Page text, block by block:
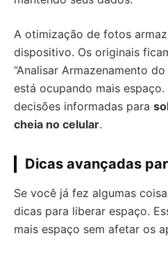
A otimização de fotos
dispositivo. Os originais
“Analisar Armazenamento
está ocupando mais
decisões informadas para
cheia no celular.
Dicas avançadas
Se você já fez algumas
dicas para liberar espaço.
mais espaço sem afetar os